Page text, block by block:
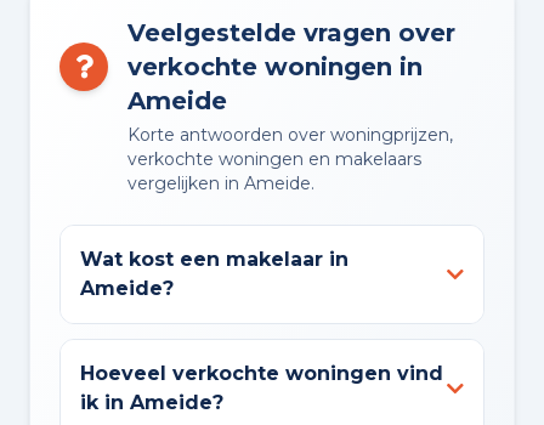
Veelgestelde vragen over
verkochte woningen in
Ameide
Korte antwoorden over woningprijzen,
verkochte woningen en makelaars
vergelijken in Ameide.
Wat kost een makelaar in
Ameide?
Hoeveel verkochte woningen vind
ik in Ameide?